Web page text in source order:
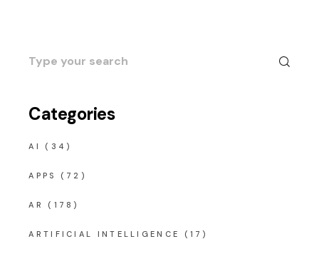
Search
for:
Categories
AI (34)
APPS (72)
AR (178)
ARTIFICIAL INTELLIGENCE (17)